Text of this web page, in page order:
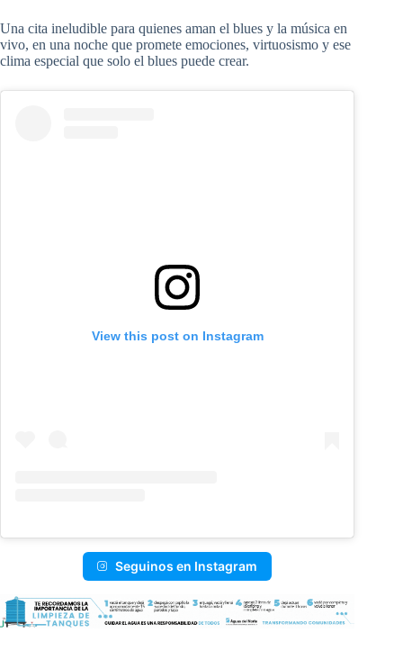
Una cita ineludible para quienes aman el blues y la música en
vivo, en una noche que promete emociones, virtuosismo y ese
clima especial que solo el blues puede crear.
View this post on Instagram
Seguinos en Instagram